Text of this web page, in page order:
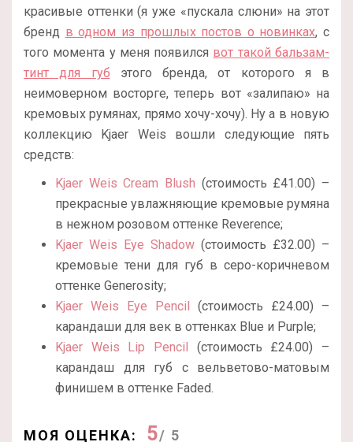
красивые оттенки (я уже «пускала слюни» на этот
бренд в одном из прошлых постов о новинках, с
того момента у меня появился вот такой бальзам-
тинт для губ этого бренда, от которого я в
неимоверном восторге, теперь вот «залипаю» на
кремовых румянах, прямо хочу-хочу). Ну а в новую
коллекцию Kjaer Weis вошли следующие пять
средств:
Kjaer Weis Cream Blush (стоимость £41.00) –
прекрасные увлажняющие кремовые румяна
в нежном розовом оттенке Reverence;
Kjaer Weis Eye Shadow (стоимость £32.00) –
кремовые тени для губ в серо-коричневом
оттенке Generosity;
Kjaer Weis Eye Pencil (стоимость £24.00) –
карандаши для век в оттенках Blue и Purple;
Kjaer Weis Lip Pencil (стоимость £24.00) –
карандаш для губ с вельветово-матовым
финишем в оттенке Faded.
МОЯ ОЦЕНКА: 5/ 5